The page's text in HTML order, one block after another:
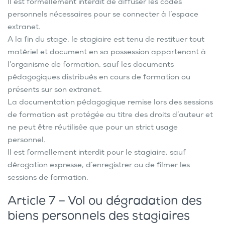
Il est formellement interdit de diffuser les codes
personnels nécessaires pour se connecter à l’espace
extranet.
A la fin du stage, le stagiaire est tenu de restituer tout
matériel et document en sa possession appartenant à
l’organisme de formation, sauf les documents
pédagogiques distribués en cours de formation ou
présents sur son extranet.
La documentation pédagogique remise lors des sessions
de formation est protégée au titre des droits d’auteur et
ne peut être réutilisée que pour un strict usage
personnel.
Il est formellement interdit pour le stagiaire, sauf
dérogation expresse, d’enregistrer ou de filmer les
sessions de formation.
Article 7 – Vol ou dégradation des
biens personnels des stagiaires